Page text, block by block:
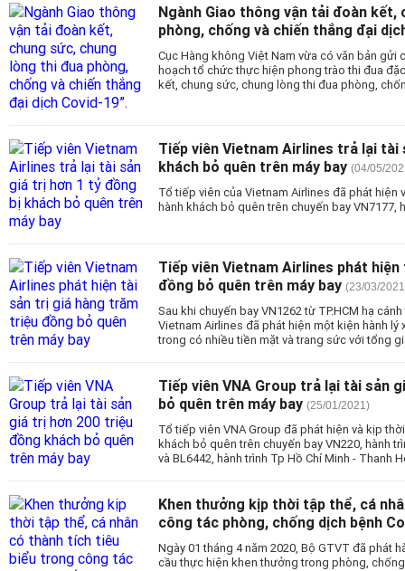
Ngành Giao thông vận tải đoàn
phòng, chống và chiến thắng đại
Cục Hàng không Việt Nam vừa có văn bản gửi
hoạch tổ chức thực hiện phong trào thi đua
kết, chung sức, chung lòng thi đua phòng,
Tiếp viên Vietnam Airlines trả lại
khách bỏ quên trên máy bay (04/05/
Tổ tiếp viên của Vietnam Airlines đã phát hiện
hành khách bỏ quên trên chuyến bay VN7177,
Tiếp viên Vietnam Airlines phát
đồng bỏ quên trên máy bay (23/03/
Sau khi chuyến bay VN1262 từ TP.HCM hạ
Vietnam Airlines đã phát hiện một kiện hành
trong có nhiều tiền mặt và trang sức với tổng
Tiếp viên VNA Group trả lại tài sản
bỏ quên trên máy bay (25/01/2021)
Tổ tiếp viên VNA Group đã phát hiện và kịp
khách bỏ quên trên chuyến bay VN220, hành
và BL6442, hành trình Tp Hồ Chí Minh - Thanh
Khen thưởng kịp thời tập thể, cá
công tác phòng, chống dịch bệnh
Ngày 01 tháng 4 năm 2020, Bộ GTVT đã phát
cầu thực hiện khen thưởng trong phòng,